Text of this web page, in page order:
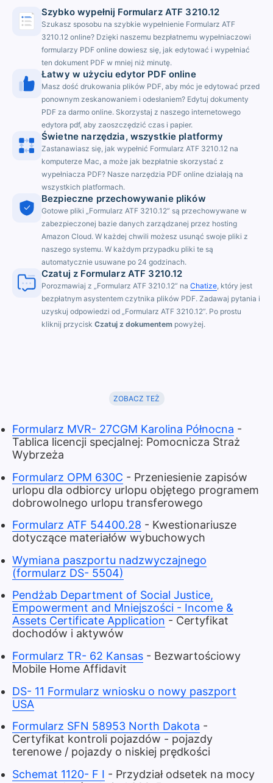
Szybko wypełnij Formularz ATF 3210.12
Szukasz sposobu na szybkie wypełnienie Formularz ATF
3210.12 online? Dzięki naszemu bezpłatnemu wypełniaczowi
formularzy PDF online dowiesz się, jak edytować i wypełniać
ten dokument PDF w mniej niż minutę.
Łatwy w użyciu edytor PDF online
Masz dość drukowania plików PDF, aby móc je edytować przed
ponownym zeskanowaniem i odesłaniem? Edytuj dokumenty
PDF za darmo online. Skorzystaj z naszego internetowego
edytora pdf, aby zaoszczędzić czas i papier.
Świetne narzędzia, wszystkie platformy
Zastanawiasz się, jak wypełnić Formularz ATF 3210.12 na
komputerze Mac, a może jak bezpłatnie skorzystać z
wypełniacza PDF? Nasze narzędzia PDF online działają na
wszystkich platformach.
Bezpieczne przechowywanie plików
Gotowe pliki „Formularz ATF 3210.12” są przechowywane w
zabezpieczonej bazie danych zarządzanej przez hosting
Amazon Cloud. W każdej chwili możesz usunąć swoje pliki z
naszego systemu. W każdym przypadku pliki te są
automatycznie usuwane po 24 godzinach.
Czatuj z Formularz ATF 3210.12
Porozmawiaj z „Formularz ATF 3210.12” na Chatize, który jest
bezpłatnym asystentem czytnika plików PDF. Zadawaj pytania i
uzyskuj odpowiedzi od „Formularz ATF 3210.12”. Po prostu
kliknij przycisk Czatuj z dokumentem powyżej.
ZOBACZ TEŻ
Formularz MVR- 27CGM Karolina Północna -
Tablica licencji specjalnej: Pomocnicza Straż
Wybrzeża
Formularz OPM 630C - Przeniesienie zapisów
urlopu dla odbiorcy urlopu objętego programem
dobrowolnego urlopu transferowego
Formularz ATF 54400.28 - Kwestionariusze
dotyczące materiałów wybuchowych
Wymiana paszportu nadzwyczajnego
(formularz DS- 5504)
Pendżab Department of Social Justice,
Empowerment and Mniejszości - Income &
Assets Certificate Application - Certyfikat
dochodów i aktywów
Formularz TR- 62 Kansas - Bezwartościowy
Mobile Home Affidavit
DS- 11 Formularz wniosku o nowy paszport
USA
Formularz SFN 58953 North Dakota -
Certyfikat kontroli pojazdów - pojazdy
terenowe / pojazdy o niskiej prędkości
Schemat 1120- F I - Przydział odsetek na mocy